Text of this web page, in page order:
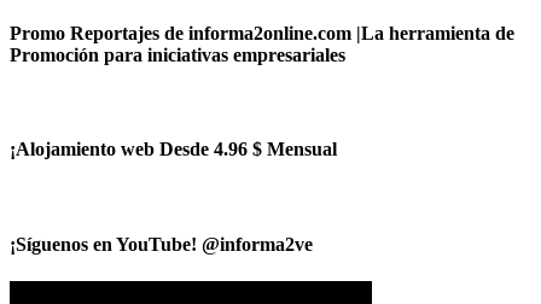
Promo Reportajes de informa2online.com |La herramienta de
Promoción para iniciativas empresariales
¡Alojamiento web Desde 4.96 $ Mensual
¡Síguenos en YouTube! @informa2ve